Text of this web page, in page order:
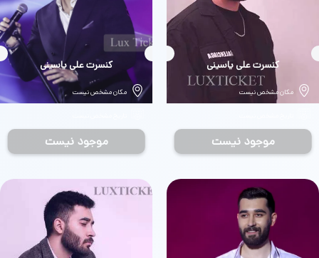
بلیط
کنسرت علی یاسینی
مکان مشخص نیست
موجود نیست
بلیط
کنسرت علی یاسینی
مکان مشخص نیست
موجود نیست